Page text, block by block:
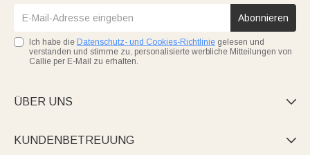
Abonnieren
Ich habe die Datenschutz- und Cookies-Richtlinie gelesen und
verstanden und stimme zu, personalisierte werbliche Mitteilungen von
Callie per E-Mail zu erhalten.
ÜBER UNS 
KUNDENBETREUUNG 